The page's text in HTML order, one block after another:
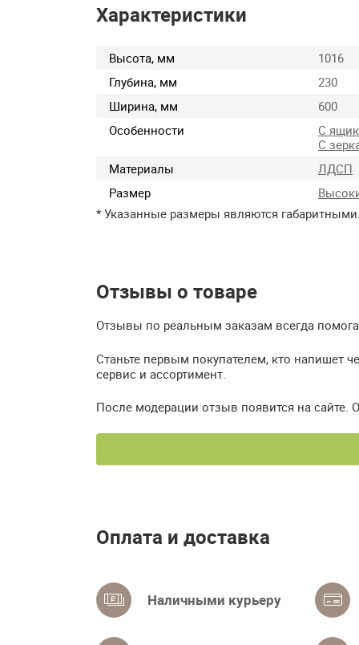
Характеристики
Высота, мм
1016
Глубина, мм
230
Ширина, мм
600
Особенности
С
С
Материалы
ЛДСП
Размер
* Указанные размеры являются
Отзывы о товаре
Отзывы по реальным заказам всегда
Станьте первым покупателем, кто напишет
сервис и ассортимент.
После модерации отзыв появится на
Оплата и доставка
Наличными курьеру